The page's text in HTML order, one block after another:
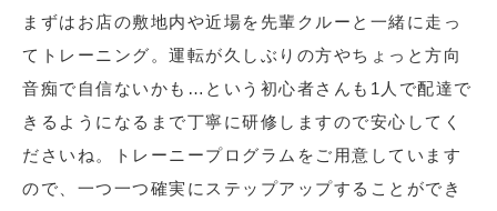
まずはお店の敷地内や近場を先輩クルーと一緒に走っ
てトレーニング。運転が久しぶりの方やちょっと方向
音痴で自信ないかも…という初心者さんも1人で配達で
きるようになるまで丁寧に研修しますので安心してく
ださいね。トレーニープログラムをご用意しています
ので、一つ一つ確実にステップアップすることができ